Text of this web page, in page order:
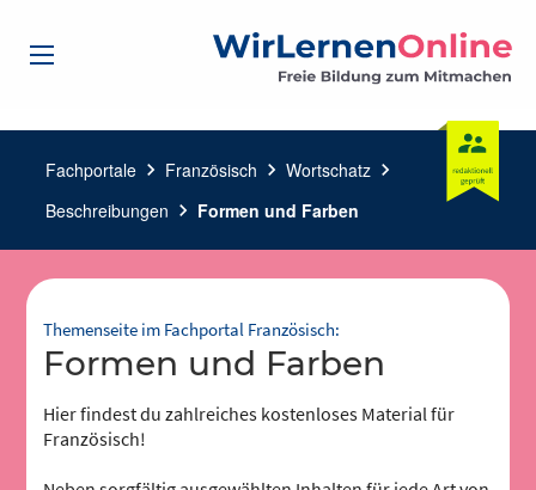
Fachportale chevron_right Französisch chevron_right Wortschatz chevron_right
Beschreibungen chevron_right Formen und Farben
Themenseite im Fachportal Französisch:
Formen und Farben
Hier findest du zahlreiches kostenloses Material für
Französisch!